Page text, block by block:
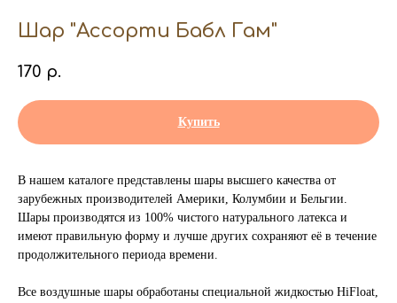
Шар "Ассорти Бабл Гам"
170 р.
Купить
В нашем каталоге представлены шары высшего качества от
зарубежных производителей Америки, Колумбии и Бельгии.
Шары производятся из 100% чистого натурального латекса и
имеют правильную форму и лучше других сохраняют её в течение
продолжительного периода времени.
Все воздушные шары обработаны специальной жидкостью HiFloat,